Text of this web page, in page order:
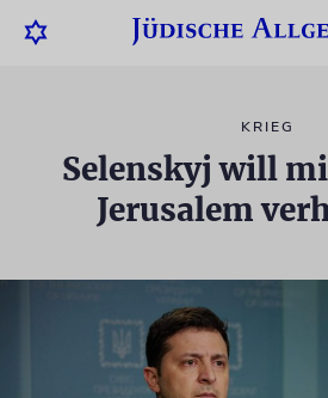
KRIEG
Selenskyj will
Jerusalem